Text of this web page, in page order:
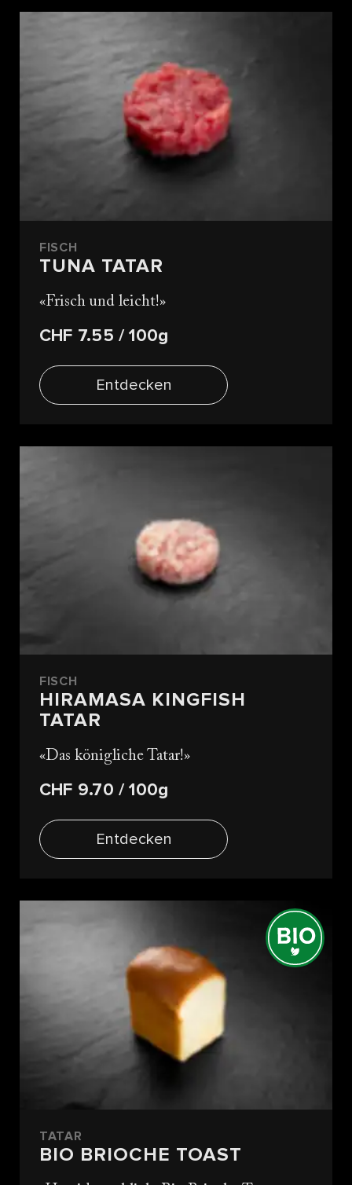
FISCH
TUNA TATAR
Frisch und leicht!
CHF 7.55 / 100g
Entdecken
FISCH
HIRAMASA KINGFISH
TATAR
Das königliche Tatar!
CHF 9.70 / 100g
Entdecken
TATAR
BIO BRIOCHE TOAST